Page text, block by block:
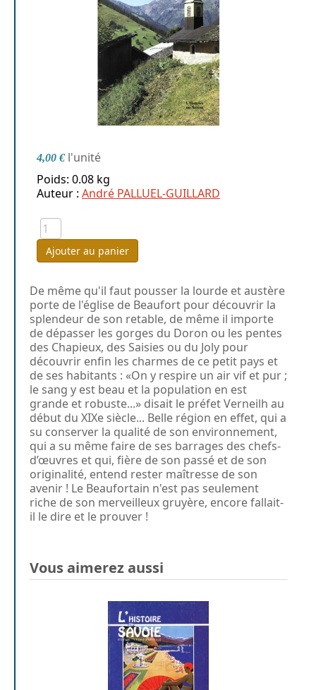
4,00 € l'unité
Poids: 0.08 kg
Auteur : André PALLUEL-GUILLARD
Ajouter au panier
De même qu'il faut pousser la lourde et austère
porte de l'église de Beaufort pour découvrir la
splendeur de son retable, de même il importe
de dépasser les gorges du Doron ou les pentes
des Chapieux, des Saisies ou du Joly pour
découvrir enfin les charmes de ce petit pays et
de ses habitants : «On y respire un air vif et pur ;
le sang y est beau et la population en est
grande et robuste...» disait le préfet Verneilh au
début du XIXe siècle... Belle région en effet, qui a
su conserver la qualité de son environnement,
qui a su même faire de ses barrages des chefs-
d’œuvres et qui, fière de son passé et de son
originalité, entend rester maîtresse de son
avenir ! Le Beaufortain n'est pas seulement
riche de son merveilleux gruyère, encore fallait-
il le dire et le prouver !
Vous aimerez aussi